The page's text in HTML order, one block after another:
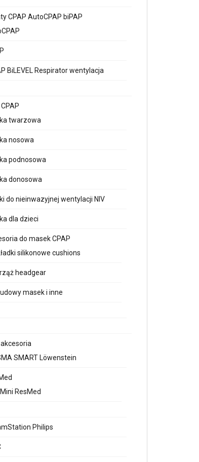
CPAP AutoCPAP biPAP
BiLEVEL Respirator wentylacja
twarzowa
nosowa
podnosowa
donosowa
do nieinwazyjnej wentylacji NIV
dla dzieci
do masek CPAP
silikonowe cushions
headgear
masek i inne
SMART Löwenstein
ResMed
Philips